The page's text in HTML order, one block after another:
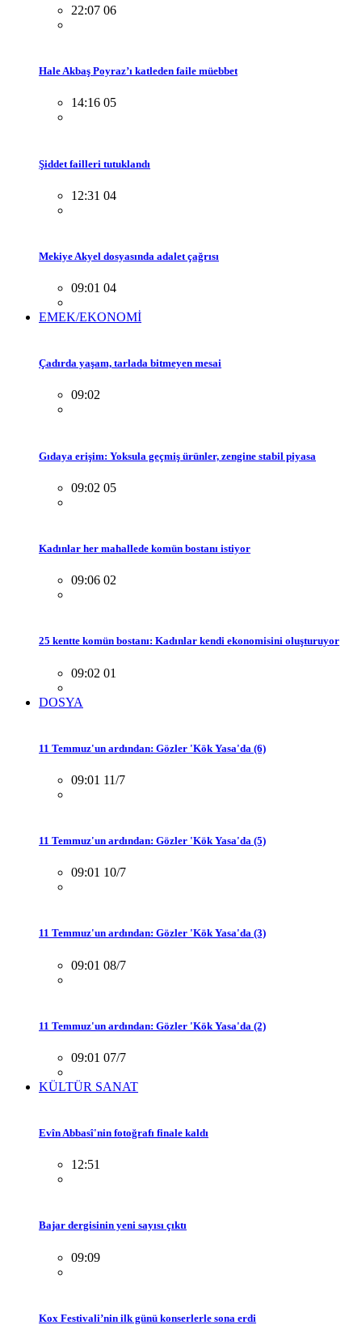
22:07 06
Hale Akbaş Poyraz’ı katleden faile müebbet
14:16 05
Şiddet failleri tutuklandı
12:31 04
Mekiye Akyel dosyasında adalet çağrısı
09:01 04
EMEK/EKONOMİ
Çadırda yaşam, tarlada bitmeyen mesai
09:02
Gıdaya erişim: Yoksula geçmiş ürünler, zengine stabil piyasa
09:02 05
Kadınlar her mahallede komün bostanı istiyor
09:06 02
25 kentte komün bostanı: Kadınlar kendi ekonomisini oluşturuyor
09:02 01
DOSYA
11 Temmuz'un ardından: Gözler 'Kök Yasa'da (6)
09:01 11/7
11 Temmuz'un ardından: Gözler 'Kök Yasa'da (5)
09:01 10/7
11 Temmuz'un ardından: Gözler 'Kök Yasa'da (3)
09:01 08/7
11 Temmuz'un ardından: Gözler 'Kök Yasa'da (2)
09:01 07/7
KÜLTÜR SANAT
Evîn Abbasî'nin fotoğrafı finale kaldı
12:51
Bajar dergisinin yeni sayısı çıktı
09:09
Kox Festivali’nin ilk günü konserlerle sona erdi